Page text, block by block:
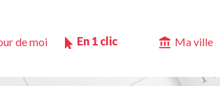
de moi En 1 clic Ma ville